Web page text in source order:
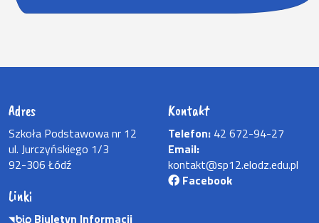
Adres
Szkoła Podstawowa nr 12
ul. Jurczyńskiego 1/3
92-306 Łódź
Kontakt
Telefon: 42 672-94-27
Email:
kontakt@sp12.elodz.edu.pl
Facebook
Linki
Biuletyn Informacji